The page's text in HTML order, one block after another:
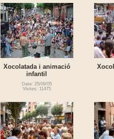
Xocolatada i animació
infantil
Data: 25/09/05
Visites: 11475